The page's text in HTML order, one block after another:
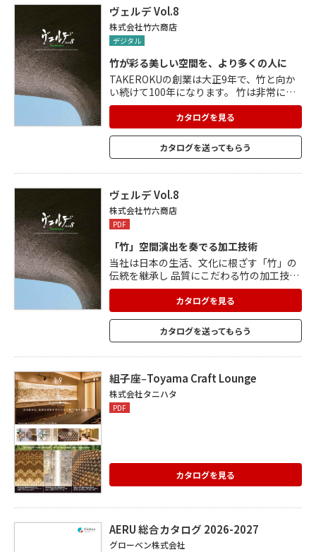
製作します。 用途:間仕切りらんま、引き戸
用部材(格子戸)、家具部材、天井格子、衝
立 納入施設:住宅、マンション、ホテル、
駅、空港、和食店、寺院、オフィス、物販
店 カテゴリー:吉祥組子全18種、麻の葉ち
らし全18種、美術組子全4種
ヴェルデ Vol.8
株式会社竹六商店
デジタル
竹が彩る美しい空間を、より多くの人に
TAKEROKUの創業は大正9年で、竹と向か
い続けて100年になります。 竹は非常に優
秀でサステナブルな素材ですが、「虫がつ
きやすい・カビが生えやすい・割れやす
い」という欠点がありました。 TAKEROK
Uでは試行錯誤を繰り返し、欠点をひとつ
ずつ克服。 竹に強度と耐久性を持たせるこ
ける高い技術で、さまざまな製品づくりに
取り組んでいます。
カタログを見る
カタログを送ってもらう
ヴェルデ Vol.8
株式会社竹六商店
PDF
「竹」空間演出を奏でる加工技術
当社は日本の生活、文化に根ざす「竹」の
伝統を継承し 品質にこだわる竹の加工技術
をご提供しております。 防虫加工・防カビ
加工・強化加工・炭化加工を実現してお
り、 あらゆる場所で安全性と意匠性を兼ね
備えた演出が可能です。 ■数多くの実績写
真をカタログでぜひご覧ください。 【仕
格子天井/など
カタログを見る
カタログを送ってもらう
組子座‒Toyama Craft Lounge
株式会社タニハタ
PDF
カタログを見る
AERU 総合カタログ 2026-2027
グローベン株式会社